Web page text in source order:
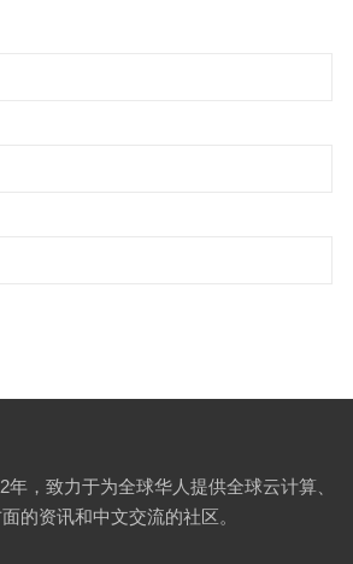
，致力于为全球华人提供全球云计算、
的资讯和中文交流的社区。